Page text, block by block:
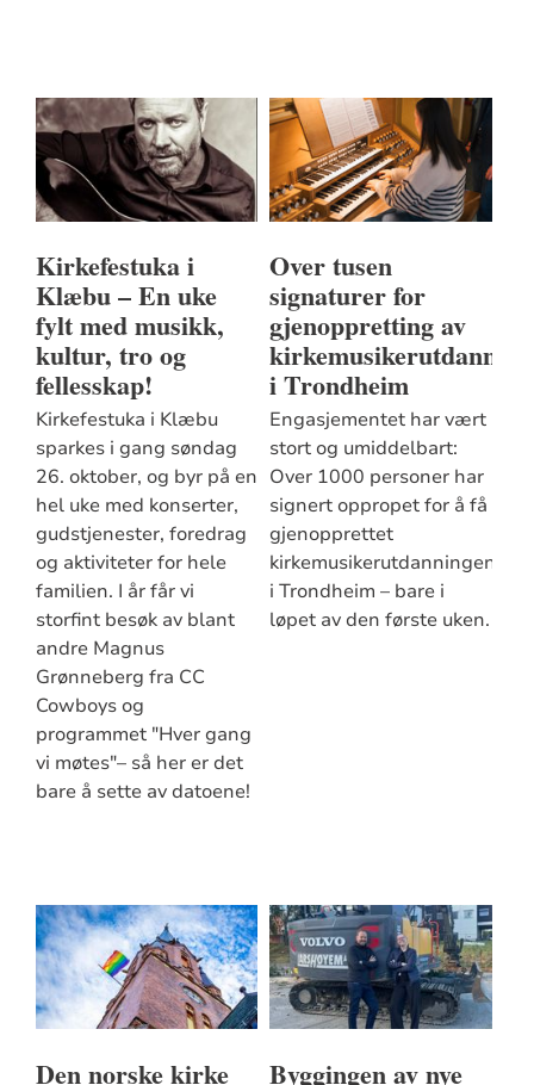
Kirkefestuka i
Klæbu – En uke
fylt med musikk,
kultur, tro og
fellesskap!
Kirkefestuka i Klæbu
sparkes i gang søndag
26. oktober, og byr på en
hel uke med konserter,
gudstjenester, foredrag
og aktiviteter for hele
familien. I år får vi
storfint besøk av blant
andre Magnus
Grønneberg fra CC
Cowboys og
programmet "Hver gang
vi møtes"– så her er det
bare å sette av datoene!
Over tusen
signaturer for
gjenoppretting av
i Trondheim
Engasjementet har vært
stort og umiddelbart:
Over 1000 personer har
signert oppropet for å få
gjenopprettet
kirkemusikerutdanningen
i Trondheim – bare i
løpet av den første uken.
Den norske kirke Byggingen av nye